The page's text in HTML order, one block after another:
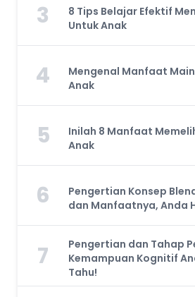
3
8 Tips Belajar Efektif
Untuk Anak
4
Mengenal Manfaat
Anak
5
Inilah 8 Manfaat
Anak
6
Pengertian Konsep
dan Manfaatnya, Anda
7
Pengertian dan Tahap
Kemampuan Kognitif
Tahu!